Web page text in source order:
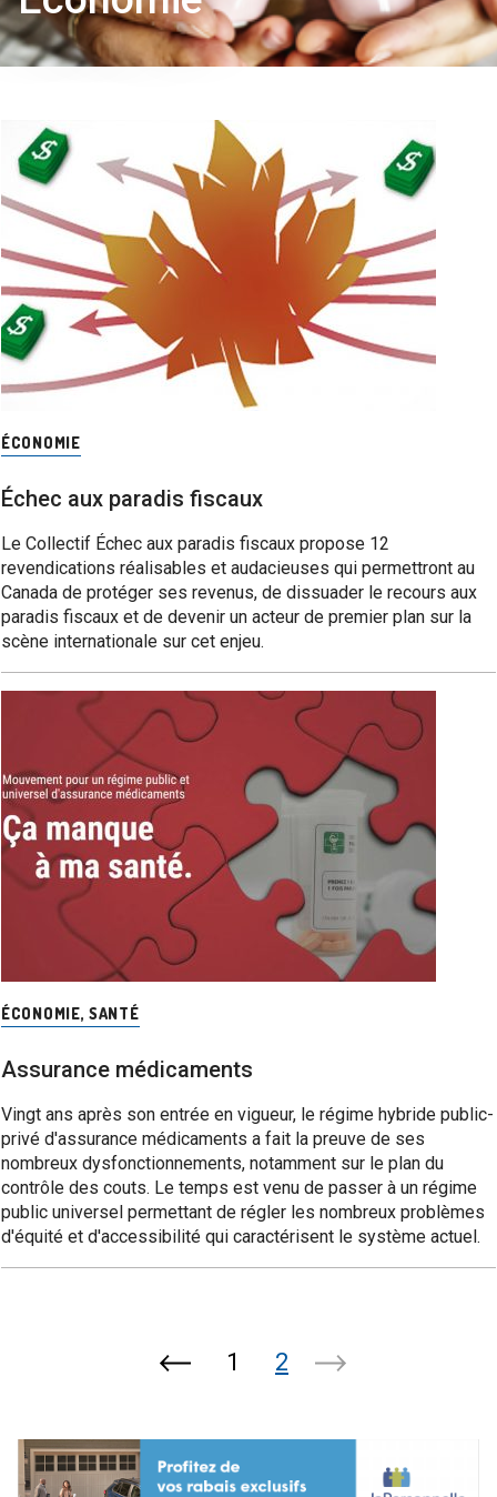
ÉCONOMIE
Échec aux paradis fiscaux
Le Collectif Échec aux paradis fiscaux propose 12
revendications réalisables et audacieuses qui permettront au
Canada de protéger ses revenus, de dissuader le recours aux
paradis fiscaux et de devenir un acteur de premier plan sur la
scène internationale sur cet enjeu.
ÉCONOMIE,SANTÉ
Assurance médicaments
Vingt ans après son entrée en vigueur, le régime hybride public-
privé d'assurance médicaments a fait la preuve de ses
nombreux dysfonctionnements, notamment sur le plan du
contrôle des couts. Le temps est venu de passer à un régime
public universel permettant de régler les nombreux problèmes
d'équité et d'accessibilité qui caractérisent le système actuel.
Page
1 2
Page